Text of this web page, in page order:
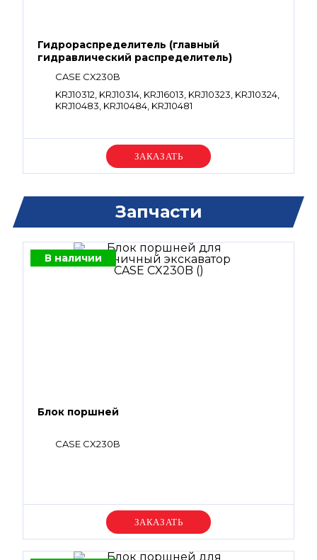
Гидрораспределитель (главный
гидравлический распределитель)
CASE CX230B
KRJ10312, KRJ10314, KRJ16013, KRJ10323, KRJ10324,
KRJ10483, KRJ10484, KRJ10481
Уточняйте цену
Запчасти
В наличии
Блок поршней
CASE CX230B
Уточняйте цену